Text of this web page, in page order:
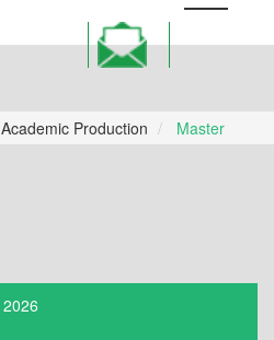
Academic Production Master
2026